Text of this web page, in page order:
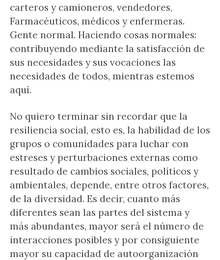
carteros y camioneros, vendedores,
Farmacéuticos, médicos y enfermeras.
Gente normal. Haciendo cosas normales:
contribuyendo mediante la satisfacción de
sus necesidades y sus vocaciones las
necesidades de todos, mientras estemos
aquí.
No quiero terminar sin recordar que la
resiliencia social, esto es, la habilidad de los
grupos o comunidades para luchar con
estreses y perturbaciones externas como
resultado de cambios sociales, políticos y
ambientales, depende, entre otros factores,
de la diversidad. Es decir, cuanto más
diferentes sean las partes del sistema y
más abundantes, mayor será el número de
interacciones posibles y por consiguiente
mayor su capacidad de autoorganización